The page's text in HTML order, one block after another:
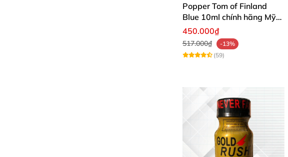
Popper Tom of Finland
Blue 10ml chính hãng Mỹ
USA PWD
450.000₫
517.000₫
-13%
(59)